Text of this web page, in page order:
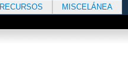
RECURSOS MISCELÁNEA